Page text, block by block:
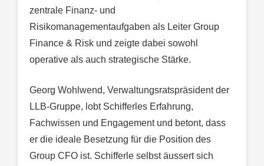
zentrale Finanz- und
Risikomanagementaufgaben als Leiter Group
Finance & Risk und zeigte dabei sowohl
operative als auch strategische Stärke.
Georg Wohlwend, Verwaltungsratspräsident der
LLB-Gruppe, lobt Schifferles Erfahrung,
Fachwissen und Engagement und betont, dass
er die ideale Besetzung für die Position des
Group CFO ist. Schifferle selbst äussert sich